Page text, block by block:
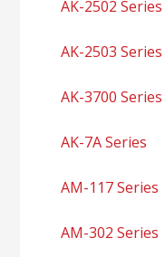
AK-2502 Series
AK-2503 Series
AK-3700 Series
AK-7A Series
AM-117 Series
AM-302 Series